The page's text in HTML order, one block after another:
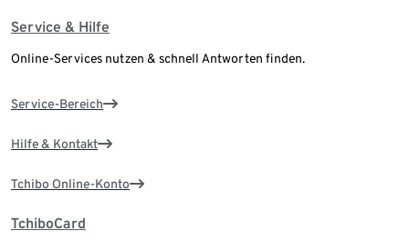
Service & Hilfe
Online-Services nutzen & schnell Antworten finden.
Service-Bereich
Hilfe & Kontakt
Tchibo Online-Konto
TchiboCard